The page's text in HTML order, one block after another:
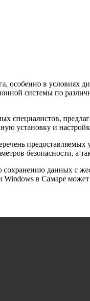
особенно в
системы по
специалистов,
установку и
безопасности, а
данных с
в Самаре может